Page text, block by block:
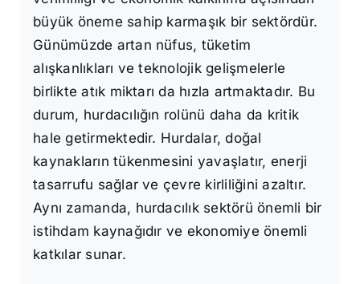
büyük öneme sahip karmaşık bir sektördür.
Günümüzde artan nüfus, tüketim
alışkanlıkları ve teknolojik gelişmelerle
birlikte atık miktarı da hızla artmaktadır. Bu
durum, hurdacılığın rolünü daha da kritik
hale getirmektedir. Hurdalar, doğal
kaynakların tükenmesini yavaşlatır, enerji
tasarrufu sağlar ve çevre kirliliğini azaltır.
Aynı zamanda, hurdacılık sektörü önemli bir
istihdam kaynağıdır ve ekonomiye önemli
katkılar sunar.